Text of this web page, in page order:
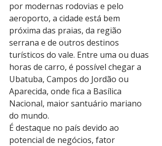
por modernas rodovias e pelo
aeroporto, a cidade está bem
próxima das praias, da região
serrana e de outros destinos
turísticos do vale. Entre uma ou duas
horas de carro, é possível chegar a
Ubatuba, Campos do Jordão ou
Aparecida, onde fica a Basílica
Nacional, maior santuário mariano
do mundo.
É destaque no país devido ao
potencial de negócios, fator